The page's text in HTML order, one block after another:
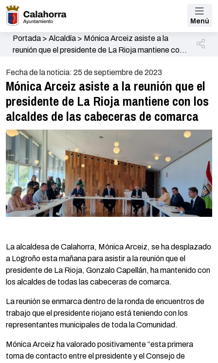
Menú
Portada> Alcaldía> Mónica Arceiz asiste a la
reunión que el presidente de La Rioja mantiene con
Fecha de la noticia: 25 de septiembre de 2023
Mónica Arceiz asiste a la reunión que el
presidente de La Rioja mantiene con los
alcaldes de las cabeceras de comarca
La alcaldesa de Calahorra, Mónica Arceiz, se ha desplazado
a Logroño esta mañana para asistir a la reunión que el
presidente de La Rioja, Gonzalo Capellán, ha mantenido con
los alcaldes de todas las cabeceras de comarca.
La reunión se enmarca dentro de la ronda de encuentros de
trabajo que el presidente riojano está teniendo con los
representantes municipales de toda la Comunidad.
Mónica Arceiz ha valorado positivamente “esta primera
toma de contacto entre el presidente y el Consejo de